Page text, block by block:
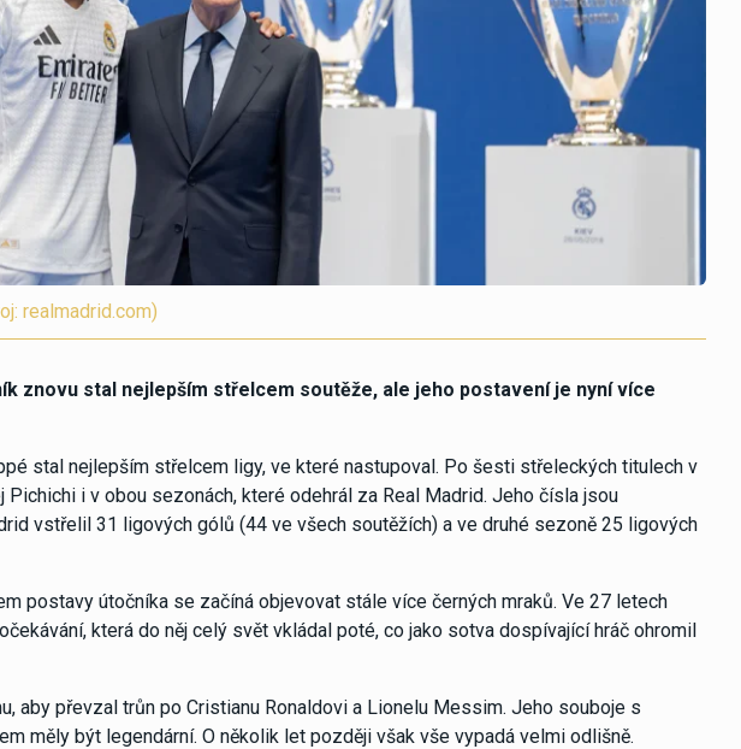
realmadrid.com)
znovu stal nejlepším střelcem soutěže, ale jeho postavení je nyní více
stal nejlepším střelcem ligy, ve které nastupoval. Po šesti střeleckých titulech v
i v obou sezonách, které odehrál za Real Madrid. Jeho čísla jsou
vstřelil 31 ligových gólů (44 ve všech soutěžích) a ve druhé sezoně 25 ligových
postavy útočníka se začíná objevovat stále více černých mraků. Ve 27 letech
která do něj celý svět vkládal poté, co jako sotva dospívající hráč ohromil
aby převzal trůn po Cristianu Ronaldovi a Lionelu Messim. Jeho souboje s
měly být legendární. O několik let později však vše vypadá velmi odlišně.